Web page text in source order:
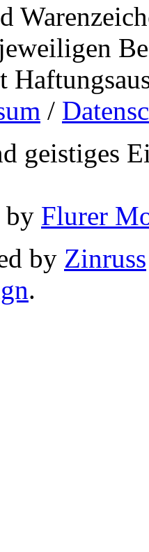
/
geistiges
by Flurer
by Zinruss
.